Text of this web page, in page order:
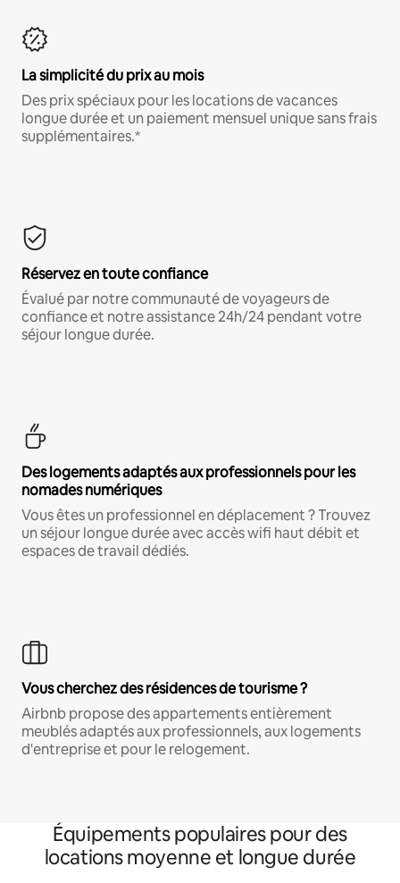
La simplicité du prix au mois
Des prix spéciaux pour les locations de vacances
longue durée et un paiement mensuel unique sans frais
supplémentaires.*
Réservez en toute confiance
Évalué par notre communauté de voyageurs de
confiance et notre assistance 24h/24 pendant votre
séjour longue durée.
Des logements adaptés aux professionnels pour les
nomades numériques
Vous êtes un professionnel en déplacement ? Trouvez
un séjour longue durée avec accès wifi haut débit et
espaces de travail dédiés.
Vous cherchez des résidences de tourisme ?
Airbnb propose des appartements entièrement
meublés adaptés aux professionnels, aux logements
d'entreprise et pour le relogement.
Équipements populaires pour des
locations moyenne et longue durée